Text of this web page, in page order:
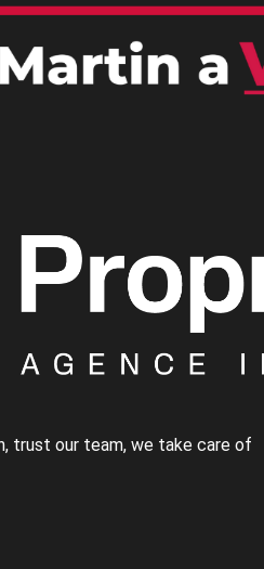
trust our team, we take care of